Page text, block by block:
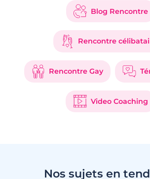
Blog Rencontre
Rencontre
Rencontre Gay
Video Coaching
Nos sujets en